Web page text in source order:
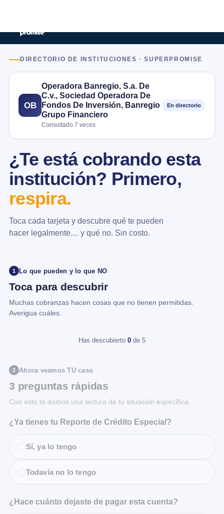
DIRECTORIO DE INSTITUCIONES · SUPERPROMISE
OB
Operadora Banregio, S.a. De
C.v., Sociedad Operadora De
Fondos De Inversión, Banregio
Grupo Financiero
Consultado 7 veces
En directorio
¿Te está cobrando esta
institución? Primero,
respira.
Toca cada tarjeta y descubre qué te pueden
hacer legalmente… y qué no. Sin costo.
1 Lo que pueden y lo que NO
Toca para descubrir
Muchas cobranzas hacen cosas que no tienen permitidas.
Averigua cuáles.
Has descubierto 0 de 5
2 Ahora veamos TU caso
3 preguntas rápidas
Con esto te damos una lectura de tu situación específica.
¿Ya tienes tu Reporte de Crédito Especial?
Sí, ya lo tengo
Todavía no lo tengo
¿Hace cuánto dejaste de pagar esta cuenta?